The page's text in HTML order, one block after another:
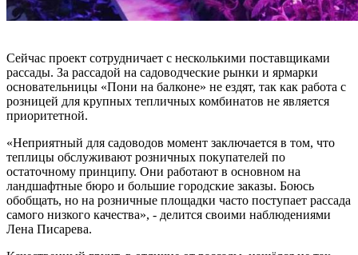
Сейчас проект сотрудничает с несколькими поставщиками
рассады. За рассадой на садоводческие рынки и ярмарки
основательницы «Пони на балконе» не ездят, так как работа с
розницей для крупных тепличных комбинатов не является
приоритетной.
«Неприятный для садоводов момент заключается в том, что
теплицы обслуживают розничных покупателей по
остаточному принципу. Они работают в основном на
ландшафтные бюро и большие городские заказы. Боюсь
обобщать, но на розничные площадки часто поступает рассада
самого низкого качества», - делится своими наблюдениями
Лена Писарева.